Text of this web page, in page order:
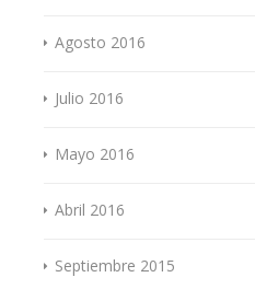
Agosto 2016
Julio 2016
Mayo 2016
Abril 2016
Septiembre 2015